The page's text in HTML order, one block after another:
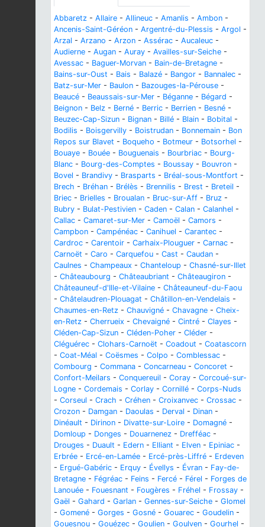
Abbaretz - Allaire - Allineuc - Amanlis - Ambon -
Ancenis-Saint-Géréon - Argentré-du-Plessis - Argol -
Arzal - Arzano - Arzon - Assérac - Aucaleuc -
Audierne - Augan - Auray - Availles-sur-Seiche -
Avessac - Baguer-Morvan - Bain-de-Bretagne -
Bains-sur-Oust - Bais - Balazé - Bangor - Bannalec -
Batz-sur-Mer - Baulon - Bazouges-la-Pérouse -
Beaucé - Beaussais-sur-Mer - Béganne - Bégard -
Beignon - Belz - Berné - Berric - Berrien - Besné -
Beuzec-Cap-Sizun - Bignan - Billé - Blain - Bobital -
Bodilis - Boisgervilly - Boistrudan - Bonnemain - Bon
Repos sur Blavet - Boqueho - Botmeur - Botsorhel -
Bouaye - Bouée - Bouguenais - Bourbriac - Bourg-
Blanc - Bourg-des-Comptes - Boussay - Bouvron -
Bovel - Brandivy - Brasparts - Bréal-sous-Montfort -
Brech - Bréhan - Brélès - Brennilis - Brest - Breteil -
Briec - Brielles - Broualan - Bruc-sur-Aff - Bruz -
Bubry - Bulat-Pestivien - Caden - Calan - Calanhel -
Callac - Camaret-sur-Mer - Camoël - Camors -
Campbon - Campénéac - Canihuel - Carantec -
Cardroc - Carentoir - Carhaix-Plouguer - Carnac -
Carnoët - Caro - Carquefou - Cast - Caudan -
Caulnes - Champeaux - Chanteloup - Chasné-sur-Illet
- Châteaubourg - Châteaubriant - Châteaugiron -
Châteauneuf-d'Ille-et-Vilaine - Châteauneuf-du-Faou
- Châtelaudren-Plouagat - Châtillon-en-Vendelais -
Chaumes-en-Retz - Chauvigné - Chavagne - Cheix-
en-Retz - Cherrueix - Chevaigné - Cintré - Clayes -
Cléden-Cap-Sizun - Cléden-Poher - Cléder -
Cléguérec - Clohars-Carnoët - Coadout - Coatascorn
- Coat-Méal - Coësmes - Colpo - Comblessac -
Combourg - Commana - Concarneau - Concoret -
Confort-Meilars - Conquereuil - Coray - Corcoué-sur-
Logne - Cordemais - Corlay - Cornillé - Corps-Nuds
- Corseul - Crach - Créhen - Croixanvec - Crossac -
Crozon - Damgan - Daoulas - Derval - Dinan -
Dinéault - Dirinon - Divatte-sur-Loire - Domagné -
Domloup - Donges - Douarnenez - Drefféac -
Drouges - Duault - Edern - Elliant - Elven - Epiniac -
Erbrée - Ercé-en-Lamée - Ercé-près-Liffré - Erdeven
- Ergué-Gabéric - Erquy - Évellys - Évran - Fay-de-
Bretagne - Fégréac - Feins - Fercé - Férel - Forges de
Lanouée - Fouesnant - Fougères - Fréhel - Frossay -
Gaël - Gahard - Garlan - Gennes-sur-Seiche - Glomel
- Gomené - Gorges - Gosné - Gouarec - Goudelin -
Gouesnou - Gouézec - Goulien - Goulven - Gourhel -